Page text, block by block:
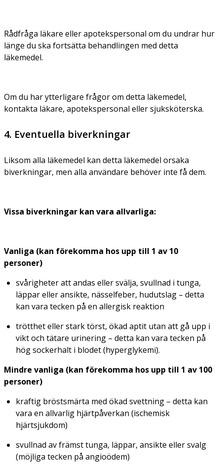
Rådfråga läkare eller apotekspersonal om du undrar hur
länge du ska fortsätta behandlingen med detta
läkemedel.
Om du har ytterligare frågor om detta läkemedel,
kontakta läkare, apotekspersonal eller sjuksköterska.
4. Eventuella biverkningar
Liksom alla läkemedel kan detta läkemedel orsaka
biverkningar, men alla användare behöver inte få dem.
Vissa biverkningar kan vara allvarliga:
Vanliga (kan förekomma hos upp till 1 av 10
personer)
svårigheter att andas eller svälja, svullnad i tunga,
läppar eller ansikte, nässelfeber, hudutslag – detta
kan vara tecken på en allergisk reaktion
trötthet eller stark törst, ökad aptit utan att gå upp i
vikt och tätare urinering – detta kan vara tecken på
hög sockerhalt i blodet (hyperglykemi).
Mindre vanliga (kan förekomma hos upp till 1 av 100
personer)
kraftig bröstsmärta med ökad svettning – detta kan
vara en allvarlig hjärtpåverkan (ischemisk
hjärtsjukdom)
svullnad av främst tunga, läppar, ansikte eller svalg
(möjliga tecken på angioödem)